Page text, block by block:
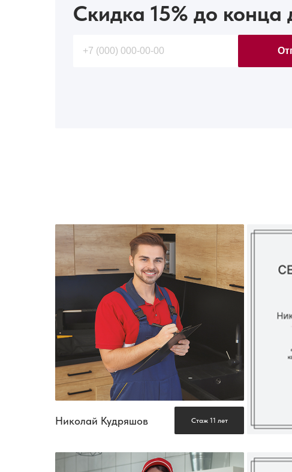
Скидка 15% до конца
Николай Кудряшов Стаж 11 лет